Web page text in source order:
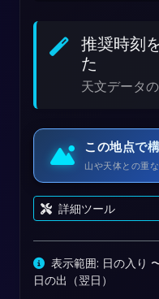
推奨時刻
た
天文データ
この地点で
山や天体との重
詳細ツール
表示範囲: 日の入り
日の出（翌日）